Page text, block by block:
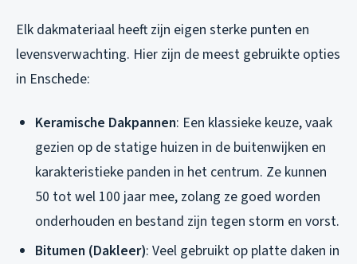
Elk dakmateriaal heeft zijn eigen sterke punten en
levensverwachting. Hier zijn de meest gebruikte opties
in Enschede:
Keramische Dakpannen: Een klassieke keuze, vaak
gezien op de statige huizen in de buitenwijken en
karakteristieke panden in het centrum. Ze kunnen
50 tot wel 100 jaar mee, zolang ze goed worden
onderhouden en bestand zijn tegen storm en vorst.
Bitumen (Dakleer): Veel gebruikt op platte daken in